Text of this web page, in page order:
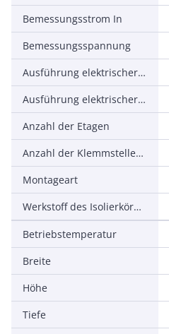
Bemessungsstrom In
Bemessungsspannung
Ausführung elektrischer Anschluss 1
Ausführung elektrischer Anschluss 2
Anzahl der Etagen
Anzahl der Klemmstellen je Etage
Montageart
Werkstoff des Isolierkörpers
Betriebstemperatur
Breite
Höhe
Tiefe